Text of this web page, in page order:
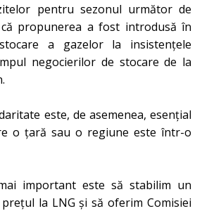
pentru sezonul următor de
că propunerea a fost introdusă în
a gazelor la insistențele
negocierilor de stocare de la
este, de asemenea, esențial
o țară sau o regiune este într-o
important este să stabilim un
la LNG și să oferim Comisiei